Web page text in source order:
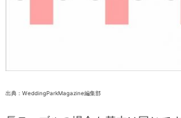
メイン席に近い方が上座となり、
テーブル内もメイン席に近い方か